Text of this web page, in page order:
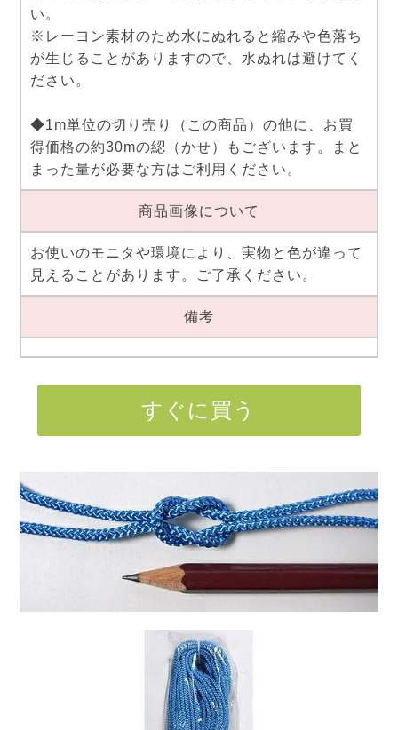
い。
※レーヨン素材のため水にぬれると縮みや色落ち
が生じることがありますので、水ぬれは避けてく
ださい。
◆1m単位の切り売り（この商品）の他に、お買
得価格の約30mの綛（かせ）もございます。まと
まった量が必要な方はご利用ください。
商品画像について
お使いのモニタや環境により、実物と色が違って
見えることがあります。ご了承ください。
備考
すぐに買う